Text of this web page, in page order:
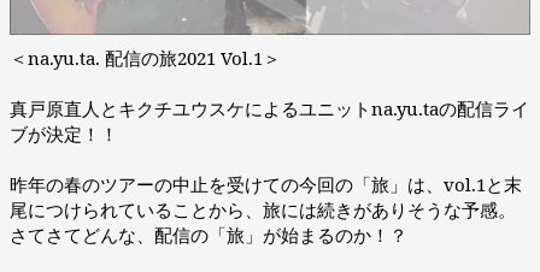
＜na.yu.ta. 配信の旅2021 Vol.1＞
真戸原直人とキクチユウスケによるユニットna.yu.taの配信ライ
ブが決定！！
昨年の春のツアーの中止を受けての今回の「旅」は、vol.1と末
尾につけられていることから、旅には続きがありそうな予感。
さてさてどんな、配信の「旅」が始まるのか！？